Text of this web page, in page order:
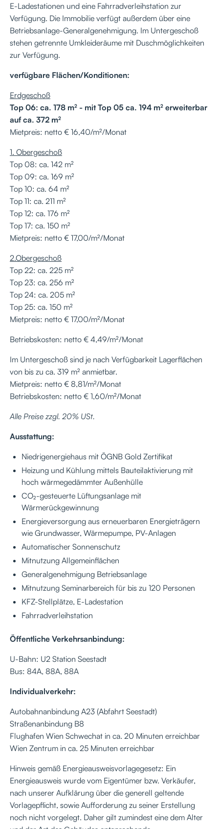
E-Ladestationen und eine Fahrradverleihstation zur
Verfügung. Die Immobilie verfügt außerdem über eine
Betriebsanlage-Generalgenehmigung. Im Untergeschoß
stehen getrennte Umkleideräume mit Duschmöglichkeiten
zur Verfügung.
verfügbare Flächen/Konditionen:
Erdgeschoß
Top 06: ca. 178 m² - mit Top 05 ca. 194 m² erweiterbar
auf ca. 372 m²
Mietpreis: netto € 16,40/m²/Monat
1. Obergeschoß
Top 08: ca. 142 m²
Top 09: ca. 169 m²
Top 10: ca. 64 m²
Top 11: ca. 211 m²
Top 12: ca. 176 m²
Top 17: ca. 150 m²
Mietpreis: netto € 17,00/m²/Monat
2.Obergeschoß
Top 22: ca. 225 m²
Top 23: ca. 256 m²
Top 24: ca. 205 m²
Top 25: ca. 150 m²
Mietpreis: netto € 17,00/m²/Monat
Betriebskosten: netto € 4,49/m²/Monat
Im Untergeschoß sind je nach Verfügbarkeit Lagerflächen
von bis zu ca. 319 m² anmietbar.
Mietpreis: netto € 8,81/m²/Monat
Betriebskosten: netto € 1,60/m²/Monat
Alle Preise zzgl. 20% USt.
Ausstattung:
Niedrigenergiehaus mit ÖGNB Gold Zertifikat
Heizung und Kühlung mittels Bauteilaktivierung mit
hoch wärmegedämmter Außenhülle
CO₂-gesteuerte Lüftungsanlage mit
Wärmerückgewinnung
Energieversorgung aus erneuerbaren Energieträgern
wie Grundwasser, Wärmepumpe, PV-Anlagen
Automatischer Sonnenschutz
Mitnutzung Allgemeinflächen
Generalgenehmigung Betriebsanlage
Mitnutzung Seminarbereich für bis zu 120 Personen
KFZ-Stellplätze, E-Ladestation
Fahrradverleihstation
Öffentliche Verkehrsanbindung:
U-Bahn: U2 Station Seestadt
Bus: 84A, 88A, 88A
Individualverkehr:
Autobahnanbindung A23 (Abfahrt Seestadt)
Straßenanbindung B8
Flughafen Wien Schwechat in ca. 20 Minuten erreichbar
Wien Zentrum in ca. 25 Minuten erreichbar​
Hinweis gemäß Energieausweisvorlagegesetz: Ein
Energieausweis wurde vom Eigentümer bzw. Verkäufer,
nach unserer Aufklärung über die generell geltende
Vorlagepflicht, sowie Aufforderung zu seiner Erstellung
noch nicht vorgelegt. Daher gilt zumindest eine dem Alter